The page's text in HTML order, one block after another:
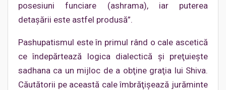
posesiuni funciare (ashrama), iar puterea
detaşării este astfel produsă”.
Pashupatismul este în primul rând o cale ascetică
ce îndepărtează logica dialectică şi preţuieşte
sadhana ca un mijloc de a obţine graţia lui Shiva.
Căutătorii pe această cale îmbrăţişează jurăminte